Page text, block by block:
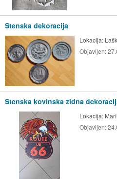
Stenska dekoracija
Lokacija:
Objavljen:
Stenska kovinska zidna
Lokacija:
Objavljen: